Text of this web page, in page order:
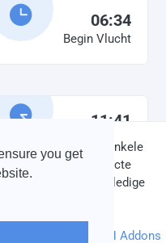
you get
06:34
Begin Vlucht
11:41
Einde vlucht
Group kan op geen enkele
voor directe of indirecte
onjuiste of onvolledige
Group |Credits
DH Addons